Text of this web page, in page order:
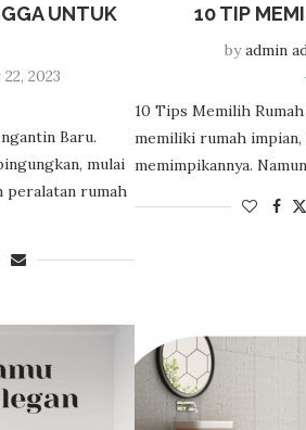
UNTUK
2023
Baru.
mulai
peralatan rumah
10 TIP
byadmin
10 Tips Memilih
memiliki rumah
memimpikannya.